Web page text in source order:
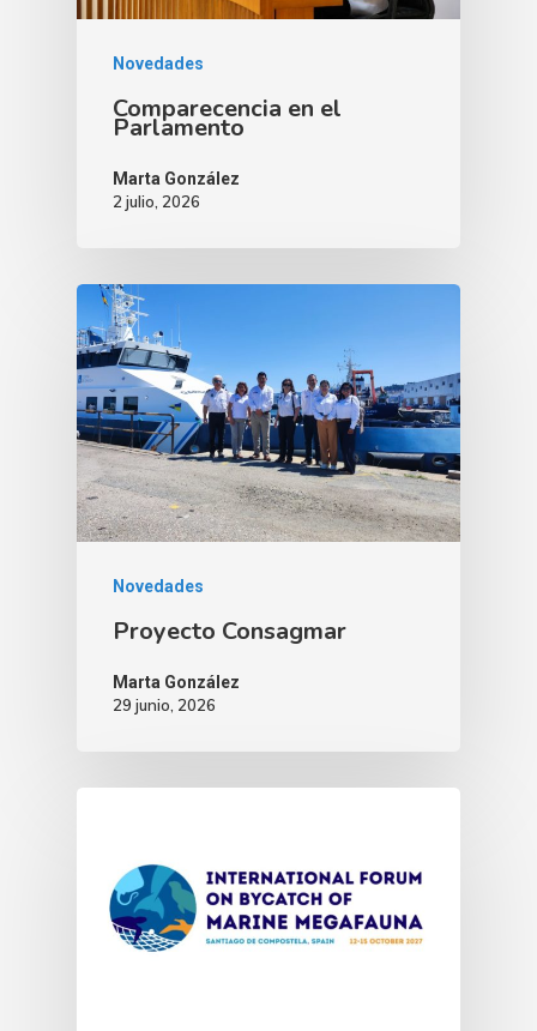
Novedades
Comparecencia en el
Parlamento
Marta González
2 julio, 2026
Novedades
Proyecto Consagmar
Marta González
29 junio, 2026